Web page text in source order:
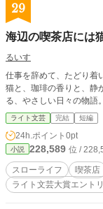
29
海辺の喫茶店には
るいす
仕事を辞めて、たどり着
猫と、珈琲の香りと、静
る、やさしい日々の物語。
ライト文芸 完結 短編
24h.ポイント 0pt
小説 228,589 位 /
スローライフ 喫茶店
ライト文芸大賞エント